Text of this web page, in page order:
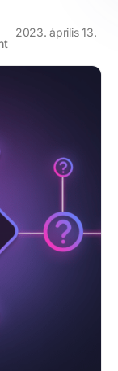
2023. április 13.